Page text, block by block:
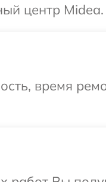
центр Midea.
время